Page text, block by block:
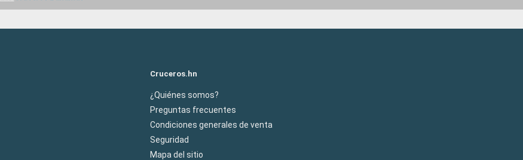
Cruceros.hn
¿Quiénes somos?
Preguntas frecuentes
Condiciones generales de venta
Seguridad
Mapa del sitio